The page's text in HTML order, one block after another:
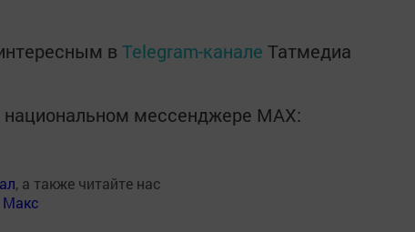
в Telegram-канале Татмедиа
национальном мессенджере MАХ:
, а также читайте нас
Макс